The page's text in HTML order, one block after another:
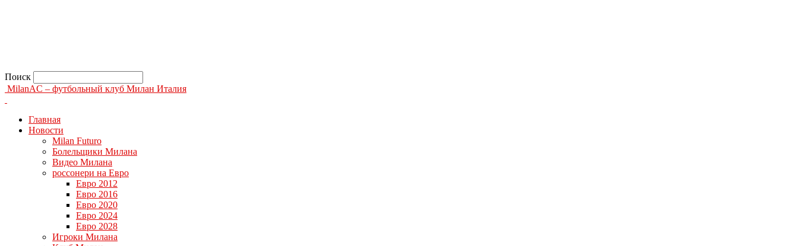
Поиск
MilanAC – футбольный клуб Милан Италия
Главная
Новости
Milan Futuro
Болельщики Милана
Видео Милана
россонери на Евро
Евро 2012
Евро 2016
Евро 2020
Евро 2024
Евро 2028
Игроки Милана